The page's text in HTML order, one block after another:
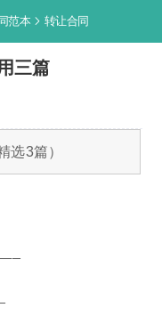
范本 转让合同
三篇
选3篇）